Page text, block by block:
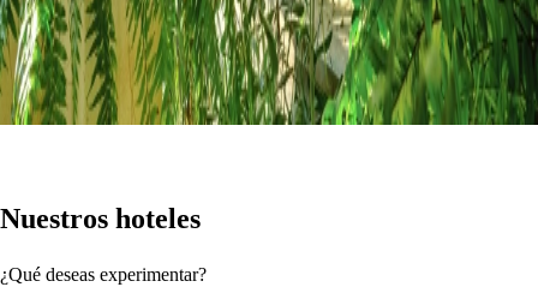
Nuestros hoteles
¿Qué deseas experimentar?